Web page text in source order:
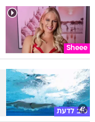
Sheee
טוב לדעת